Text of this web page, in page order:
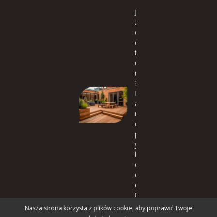
Jak
zbud
owa
ć
taras
drew
niany
?
Pozn
aj
met
ody,
pom
ysły,
klucz
owe
elem
enty!
Balkon
Nasza strona korzysta z plików cookie, aby poprawić Twoje